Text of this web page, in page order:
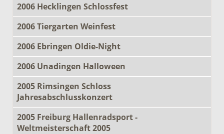
2006 Hecklingen Schlossfest
2006 Tiergarten Weinfest
2006 Ebringen Oldie-Night
2006 Unadingen Halloween
2005 Rimsingen Schloss
Jahresabschlusskonzert
2005 Freiburg Hallenradsport -
Weltmeisterschaft 2005